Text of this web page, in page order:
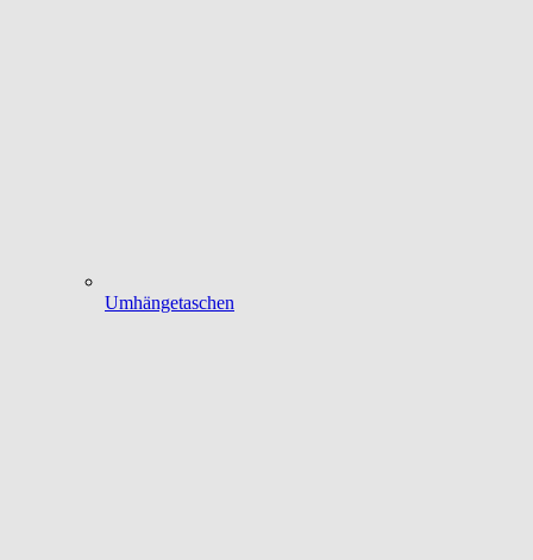
Umhängetaschen